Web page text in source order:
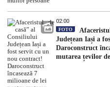
02:00
FOTO
Județean Iași a
Daroconstruct
mutarea țevilor